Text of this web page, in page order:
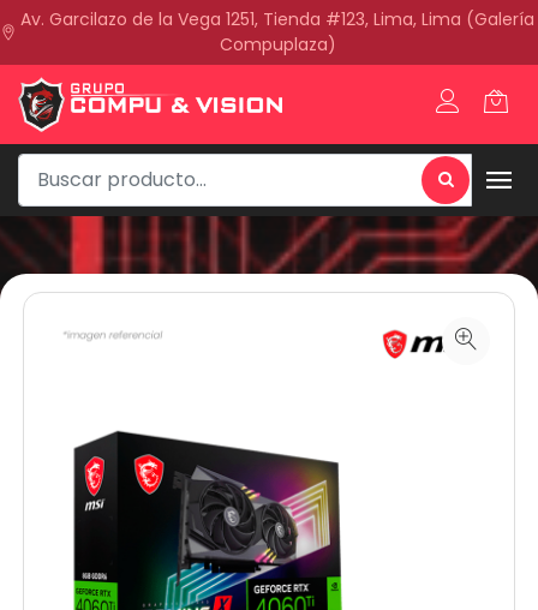
Av. Garcilazo de la Vega 1251, Tienda #123, Lima, Lima (Galería
Compuplaza)